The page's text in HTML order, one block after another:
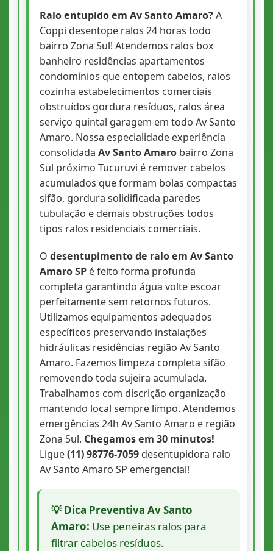
Ralo entupido em Av Santo Amaro?A
Coppi desentope ralos 24 horas todo
bairro Zona Sul! Atendemos ralos box
banheiro residências apartamentos
condomínios que entopem cabelos, ralos
cozinha estabelecimentos comerciais
obstruídos gordura resíduos, ralos área
serviço quintal garagem em todo Av Santo
Amaro. Nossa especialidade experiência
consolidada Av Santo Amarobairro Zona
Sul próximo Tucuruvi é remover cabelos
acumulados que formam bolas compactas
sifão, gordura solidificada paredes
tubulação e demais obstruções todos
tipos ralos residenciais comerciais.
O desentupimento de ralo em Av Santo
Amaro SPé feito forma profunda
completa garantindo água volte escoar
perfeitamente sem retornos futuros.
Utilizamos equipamentos adequados
específicos preservando instalações
hidráulicas residências região Av Santo
Amaro. Fazemos limpeza completa sifão
removendo toda sujeira acumulada.
Trabalhamos com discrição organização
mantendo local sempre limpo. Atendemos
emergências 24h Av Santo Amaro e região
Zona Sul. Chegamos em 30 minutos!
Ligue(11) 98776-7059desentupidora ralo
Av Santo Amaro SP emergencial!
💡 Dica Preventiva Av Santo
Amaro: Use peneiras ralos para
filtrar cabelos resíduos.